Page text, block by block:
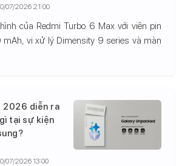
của Redmi Turbo 6 Max với viên pin
vi xử lý Dimensity 9 series và màn
07/2026 21:00
2026 diễn ra
tại sự kiện
07/2026 13:00